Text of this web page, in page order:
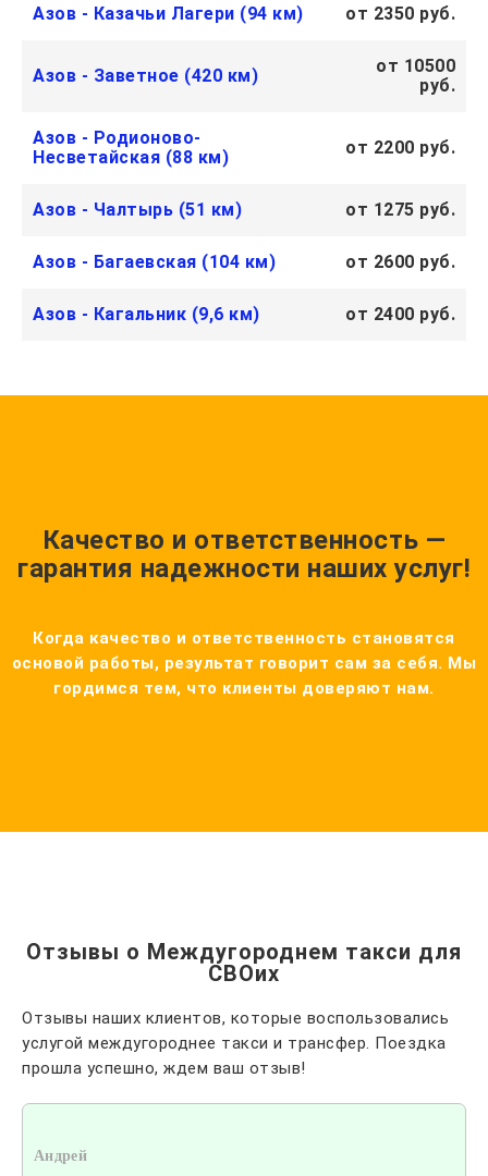
Азов - Казачьи Лагери (94 км) от 2350 руб.
Азов - Заветное (420 км)
от 10500
руб.
Азов - Родионово-
Несветайская (88 км)
от 2200 руб.
Азов - Чалтырь (51 км) от 1275 руб.
Азов - Багаевская (104 км) от 2600 руб.
Азов - Кагальник (9,6 км) от 2400 руб.
Качество и ответственность —
гарантия надежности наших услуг!
Когда качество и ответственность становятся
основой работы, результат говорит сам за себя. Мы
гордимся тем, что клиенты доверяют нам.
Отзывы о Междугороднем такси для
СВОих
Отзывы наших клиентов, которые воспользовались
услугой междугороднее такси и трансфер. Поездка
прошла успешно, ждем ваш отзыв!
Андрей